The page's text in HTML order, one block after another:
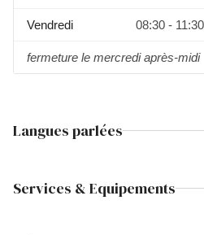
Vendredi 08:30 - 11:30
fermeture le mercredi après-midi
Langues parlées
Services & Equipements